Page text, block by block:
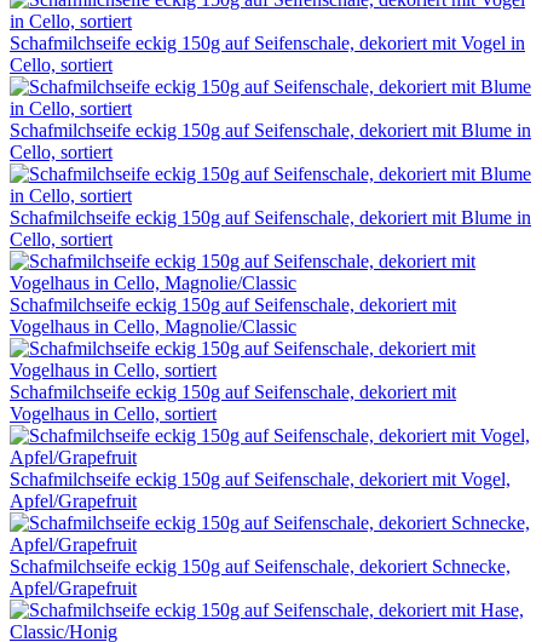
Schafmilchseife eckig 150g auf Seifenschale, dekoriert mit Vogel in
Cello, sortiert
Schafmilchseife eckig 150g auf Seifenschale, dekoriert mit Blume in
Cello, sortiert
Schafmilchseife eckig 150g auf Seifenschale, dekoriert mit Blume in
Cello, sortiert
Schafmilchseife eckig 150g auf Seifenschale, dekoriert mit
Vogelhaus in Cello, Magnolie/Classic
Schafmilchseife eckig 150g auf Seifenschale, dekoriert mit
Vogelhaus in Cello, sortiert
Schafmilchseife eckig 150g auf Seifenschale, dekoriert mit Vogel,
Apfel/Grapefruit
Schafmilchseife eckig 150g auf Seifenschale, dekoriert Schnecke,
Apfel/Grapefruit